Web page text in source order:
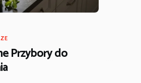
Przybory do